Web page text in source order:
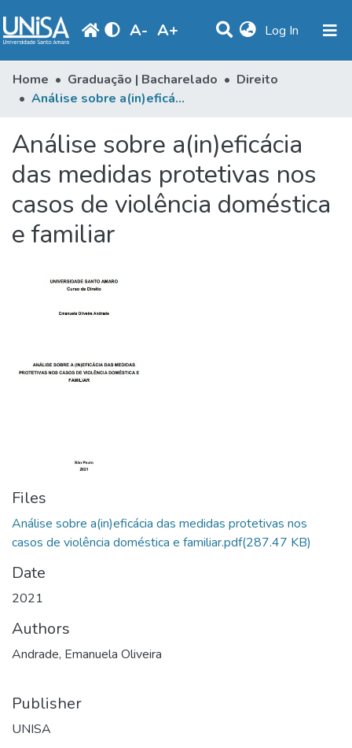
A- A+ Log In (current)
Communities & Collections
Browse
Produção Docente
Library
Periodicals
Home Graduação | Bacharelado
Direito
Análise sobre a(in)eficácia das medidas protetivas nos casos de violência doméstica e familiar
Análise sobre a(in)eficácia
das medidas protetivas nos
casos de violência doméstica
e familiar
Files
Análise sobre a(in)eficácia das medidas protetivas nos
casos de violência doméstica e familiar.pdf(287.47 KB)
Date
2021
Authors
Andrade, Emanuela Oliveira
Publisher
UNISA